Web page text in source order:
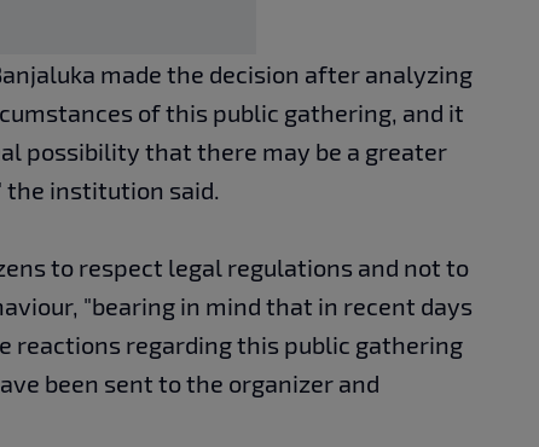
made the decision after analyzing
of this public gathering, and it
possibility that there may be a greater
institution said.
to respect legal regulations and not to
"bearing in mind that in recent days
reactions regarding this public gathering
been sent to the organizer and